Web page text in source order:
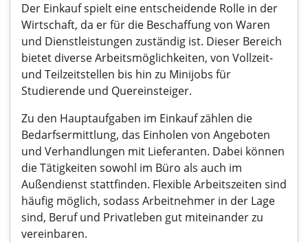
Der Einkauf spielt eine entscheidende Rolle in der
Wirtschaft, da er für die Beschaffung von Waren
und Dienstleistungen zuständig ist. Dieser Bereich
bietet diverse Arbeitsmöglichkeiten, von Vollzeit-
und Teilzeitstellen bis hin zu Minijobs für
Studierende und Quereinsteiger.
Zu den Hauptaufgaben im Einkauf zählen die
Bedarfsermittlung, das Einholen von Angeboten
und Verhandlungen mit Lieferanten. Dabei können
die Tätigkeiten sowohl im Büro als auch im
Außendienst stattfinden. Flexible Arbeitszeiten sind
häufig möglich, sodass Arbeitnehmer in der Lage
sind, Beruf und Privatleben gut miteinander zu
vereinbaren.